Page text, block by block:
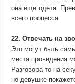
она еще одета.
всего процесса.
22. Отвечать на
Это могут быть
места проведения
Разговора-то на
но девушке